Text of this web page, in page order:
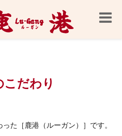
Toggle
こだわり
た［鹿港（ルーガン）］です。